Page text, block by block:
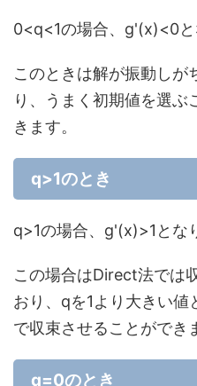
0<q<1の場合、g'(x)<0と
このときは解が振動しが
り、うまく初期値を選
きます。
q>1のとき
q>1の場合、g'(x)>1とな
この場合はDirect法では
おり、qを1より大きい
で収束させることができ
q=0のとき